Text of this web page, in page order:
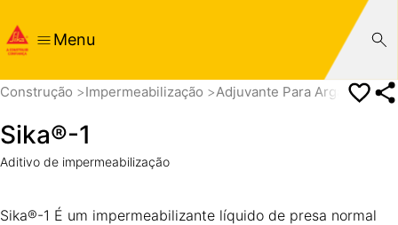
Menu
Construção Impermeabilização Adjuvante Para Argamassas
Sika®-1
Aditivo de impermeabilização
Sika®-1 É um impermeabilizante líquido de presa normal